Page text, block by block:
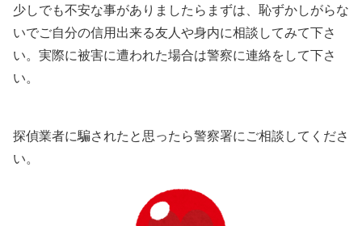
少しでも不安な事がありましたらまずは、恥ずかしがらな
いでご自分の信用出来る友人や身内に相談してみて下さ
い。実際に被害に遭われた場合は警察に連絡をして下さ
い。
探偵業者に騙されたと思ったら警察署にご相談してくださ
い。